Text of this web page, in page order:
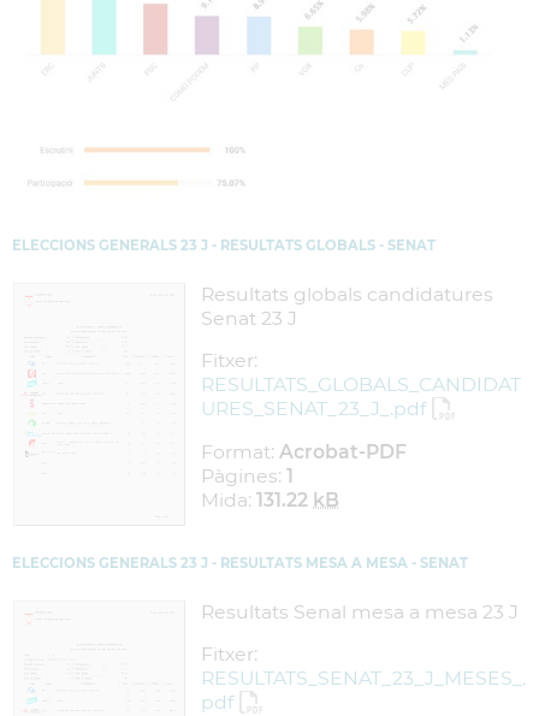
ELECCIONS GENERALS 23 J - RESULTATS GLOBALS - SENAT
Resultats globals candidatures
Senat 23 J
Fitxer:
RESULTATS_GLOBALS_CANDIDAT
URES_SENAT_23_J_.pdf
Format: Acrobat-PDF
Pàgines: 1
Mida: 131.22 kB
ELECCIONS GENERALS 23 J - RESULTATS MESA A MESA - SENAT
Resultats Senal mesa a mesa 23 J
Fitxer:
RESULTATS_SENAT_23_J_MESES_.
pdf